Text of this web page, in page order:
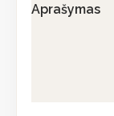
Aprašymas